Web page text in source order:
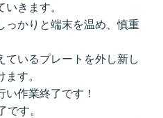
きます。
っかりと端末を温め、慎重
ているプレートを外し新し
す。
作業終了です！
です。